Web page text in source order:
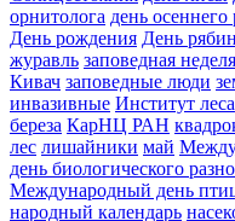
орнитолога день осеннего
День рождения День
журавль заповедная неделя
Кивач заповедные люди
инвазивные Институт леса
береза КарНЦ РАН
лес лишайники май
день биологического
Международный день
народный календарь